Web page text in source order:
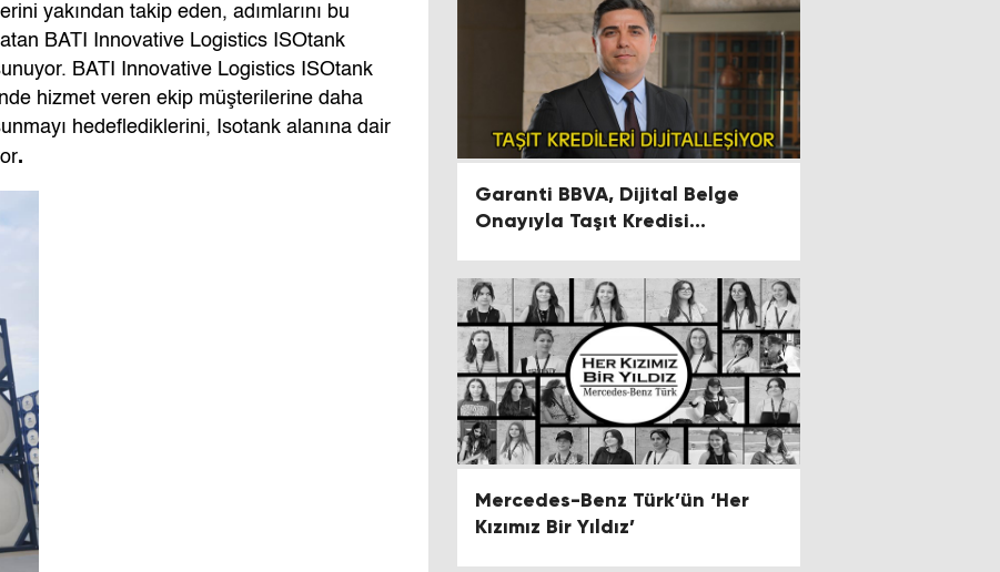
yakından takip eden, adımlarını bu
BATI Innovative Logistics ISOtank
BATI Innovative Logistics ISOtank
hizmet veren ekip müşterilerine daha
hedeflediklerini, Isotank alanına dair
.
Garanti BBVA, Dijital Belge
Onayıyla Taşıt Kredisi
Mercedes-Benz Türk’ün ‘Her
Kızımız Bir Yıldız’